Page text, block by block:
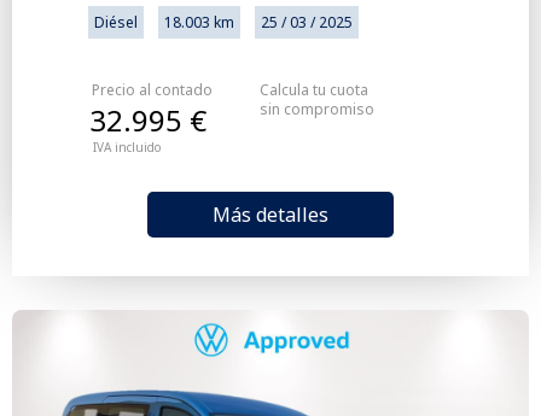
Diésel 18.003 km 25 / 03 / 2025
Precio al contado
IVA incluido
32.995 €
Más detalles
Calcula tu cuota
sin compromiso